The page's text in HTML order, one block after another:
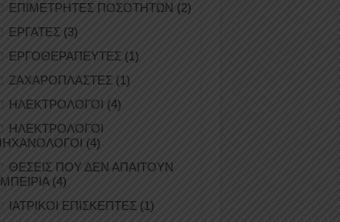
ΕΠΙΜΕΤΡΗΤΕΣ ΠΟΣΟΤΗΤΩΝ (2)
ΕΡΓΑΤΕΣ (3)
ΕΡΓΟΘΕΡΑΠΕΥΤΕΣ (1)
ΖΑΧΑΡΟΠΛΑΣΤΕΣ (1)
ΗΛΕΚΤΡΟΛΟΓΟΙ (4)
ΗΛΕΚΤΡΟΛΟΓΟΙ
(4)
ΘΕΣΕΙΣ ΠΟΥ ΔΕΝ ΑΠΑΙΤΟΥΝ
(4)
ΙΑΤΡΙΚΟΙ ΕΠΙΣΚΕΠΤΕΣ (1)